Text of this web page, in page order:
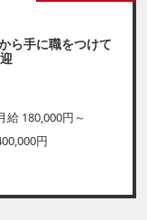
ら手に職をつけて
給 180,000円～
円